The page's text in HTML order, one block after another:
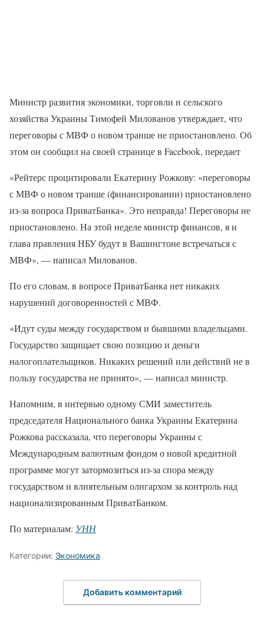
Министр развития экономики, торговли и сельского
хозяйства Украины Тимофей Милованов утверждает, что
переговоры с МВФ о новом транше не приостановлено. Об
этом он сообщил на своей странице в Facebook, передает
«Рейтерс процитировали Екатерину Рожкову: «переговоры
с МВФ о новом транше (финансировании) приостановлено
из-за вопроса ПриватБанка». Это неправда! Переговоры не
приостановлено. На этой неделе министр финансов, я и
глава правления НБУ будут в Вашингтоне встречаться с
МВФ», — написал Милованов.
По его словам, в вопросе ПриватБанка нет никаких
нарушений договоренностей с МВФ.
«Идут суды между государством и бывшими владельцами.
Государство защищает свою позицию и деньги
налогоплательщиков. Никаких решений или действий не в
пользу государства не принято», — написал министр.
Напомним, в интервью одному СМИ заместитель
председателя Национального банка Украины Екатерина
Рожкова рассказала, что переговоры Украины с
Международным валютным фондом о новой кредитной
программе могут затормозиться из-за спора между
государством и влиятельным олигархом за контроль над
национализированным ПриватБанком.
По материалам: УНН
Категории: Экономика
Добавить комментарий